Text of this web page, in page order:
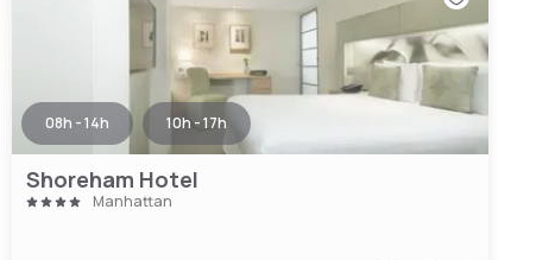
08h - 14h 10h - 17h
Shoreham Hotel
Manhattan